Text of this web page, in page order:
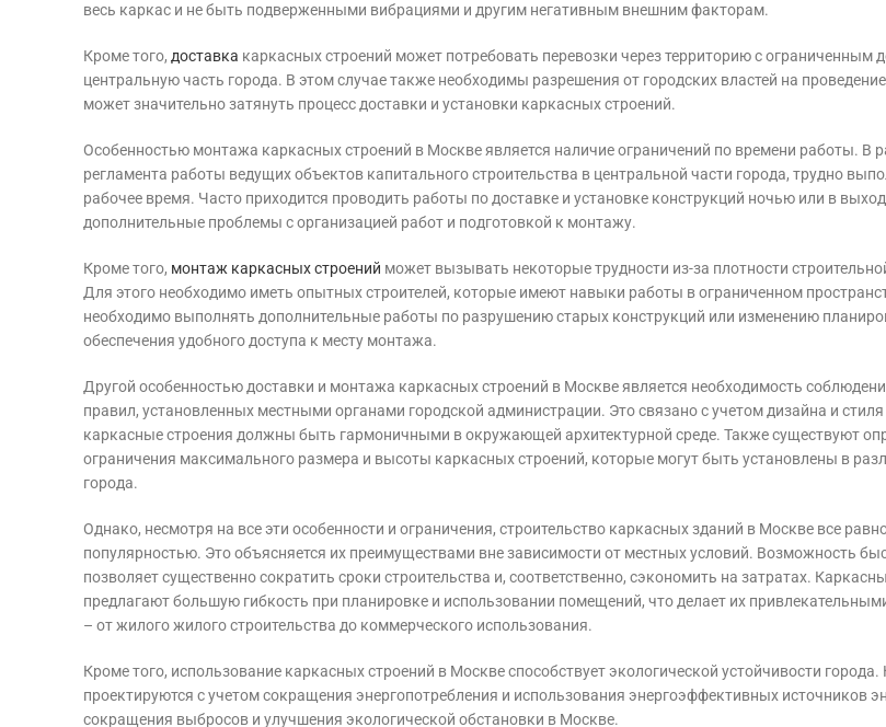
весь каркас и не быть подверженными вибрациями и другим негативным внешним факторам.
Кроме того, доставка каркасных строений может потребовать перевозки через территорию с ограниченным
центральную часть города. В этом случае также необходимы разрешения от городских властей на
может значительно затянуть процесс доставки и установки каркасных строений.
Особенностью монтажа каркасных строений в Москве является наличие ограничений по времени работы. В
регламента работы ведущих объектов капитального строительства в центральной части города, трудно
рабочее время. Часто приходится проводить работы по доставке и установке конструкций ночью или в
дополнительные проблемы с организацией работ и подготовкой к монтажу.
Кроме того, монтаж каркасных строений может вызывать некоторые трудности из-за плотности
Для этого необходимо иметь опытных строителей, которые имеют навыки работы в ограниченном
необходимо выполнять дополнительные работы по разрушению старых конструкций или изменению
обеспечения удобного доступа к месту монтажа.
Другой особенностью доставки и монтажа каркасных строений в Москве является необходимость
правил, установленных местными органами городской администрации. Это связано с учетом дизайна и
каркасные строения должны быть гармоничными в окружающей архитектурной среде. Также существуют
ограничения максимального размера и высоты каркасных строений, которые могут быть установлены в
города.
Однако, несмотря на все эти особенности и ограничения, строительство каркасных зданий в Москве все
популярностью. Это объясняется их преимуществами вне зависимости от местных условий. Возможность
позволяет существенно сократить сроки строительства и, соответственно, сэкономить на затратах.
предлагают большую гибкость при планировке и использовании помещений, что делает их
– от жилого жилого строительства до коммерческого использования.
Кроме того, использование каркасных строений в Москве способствует экологической устойчивости
проектируются с учетом сокращения энергопотребления и использования энергоэффективных источников
сокращения выбросов и улучшения экологической обстановки в Москве.